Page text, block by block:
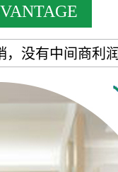
，没有中间商利润